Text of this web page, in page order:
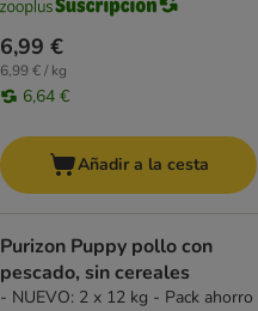
6,99 €
6,99 € / kg
6,64 €
Añadir a la cesta
Purizon Puppy pollo con
pescado, sin cereales
- NUEVO: 2 x 12 kg - Pack ahorro